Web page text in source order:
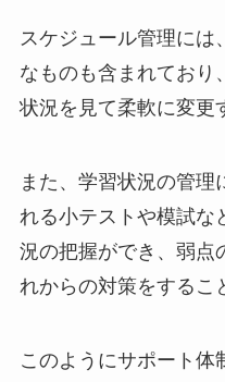
スケジュール管理には
なものも含まれており
状況を見て柔軟に変更
また、学習状況の管
れる小テストや模試な
況の把握ができ、弱点
れからの対策をするこ
このようにサポート体